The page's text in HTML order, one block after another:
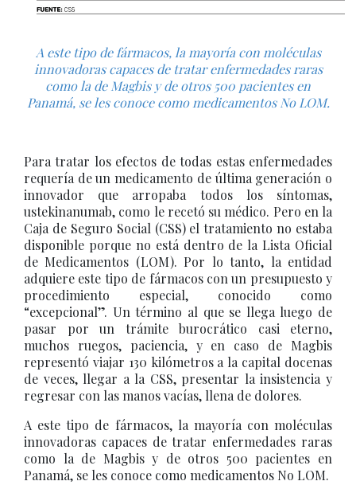
A este tipo de fármacos, la mayoría con moléculas
innovadoras capaces de tratar enfermedades raras
como la de Magbis y de otros 500 pacientes en
Panamá, se les conoce como medicamentos No LOM.
Para tratar los efectos de todas estas enfermedades
requería de un medicamento de última generación o
innovador que arropaba todos los síntomas,
ustekinanumab, como le recetó su médico. Pero en la
Caja de Seguro Social (CSS) el tratamiento no estaba
disponible porque no está dentro de la Lista Oficial
de Medicamentos (LOM). Por lo tanto, la entidad
adquiere este tipo de fármacos con un presupuesto y
procedimiento especial, conocido como
“excepcional”. Un término al que se llega luego de
pasar por un trámite burocrático casi eterno,
muchos ruegos, paciencia, y en caso de Magbis
representó viajar 130 kilómetros a la capital docenas
de veces, llegar a la CSS, presentar la insistencia y
regresar con las manos vacías, llena de dolores.
A este tipo de fármacos, la mayoría con moléculas
innovadoras capaces de tratar enfermedades raras
como la de Magbis y de otros 500 pacientes en
Panamá, se les conoce como medicamentos No LOM.